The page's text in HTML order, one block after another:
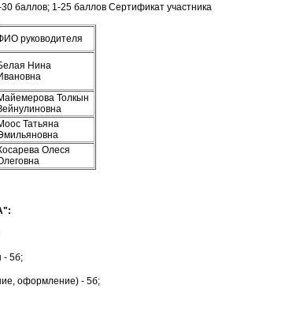
баллов; 1-25 баллов Сертификат участника
руководителя
Нина
Толкын
Татьяна
Олеся
- 5б;
оформление) - 5б;